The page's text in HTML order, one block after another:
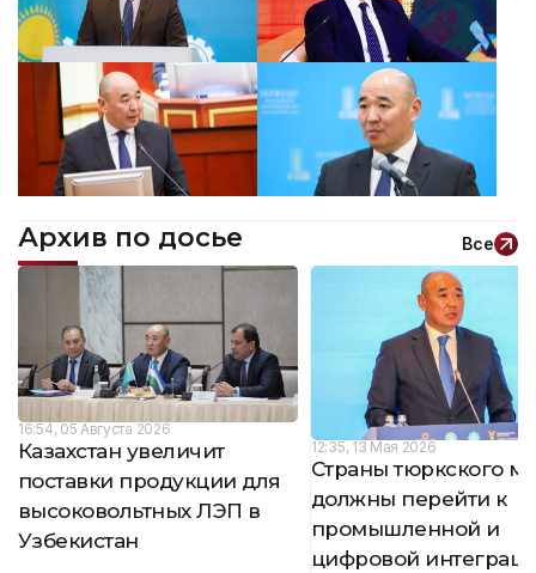
Архив по досье Все
16:54, 05 Августа 2026
Казахстан увеличит
поставки продукции для
высоковольтных ЛЭП в
Узбекистан
12:35, 13 Мая 2026
Страны тюркского
должны перейти к
промышленной и
цифровой